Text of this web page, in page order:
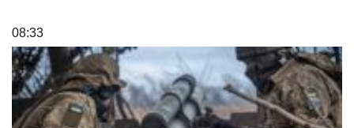
08:33